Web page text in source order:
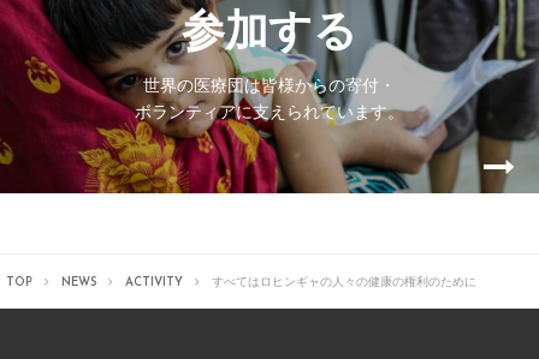
参加する
世界の医療団は皆様からの寄付・
ボランティアに支えられています。
TOP NEWS ACTIVITY すべてはロヒンギャの人々の健康の権利のために